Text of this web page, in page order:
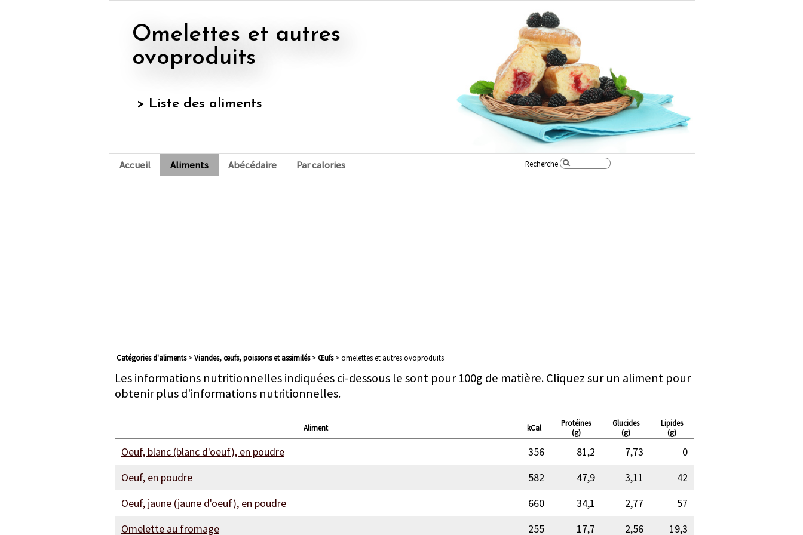
omelettes et autres
ovoproduits
> Liste des aliments
Accueil Aliments Abécédaire Par calories Recherche
Catégories d'aliments> viandes, œufs, poissons et assimilés> œufs> omelettes et autres ovoproduits
Les informations nutritionnelles indiquées ci-dessous le sont pour 100g de matière. Cliquez sur un aliment pour
obtenir plus d'informations nutritionnelles.
Aliment kCal
Protéines
(g)
Glucides
(g)
Lipides
(g)
Oeuf, blanc (blanc d'oeuf), en poudre 356 81,2 7,73
0
Oeuf, en poudre
582 47,9 3,11
42
Oeuf, jaune (jaune d'oeuf), en poudre
660 34,1 2,77
57
Omelette au fromage
255 17,7 2,56 19,3